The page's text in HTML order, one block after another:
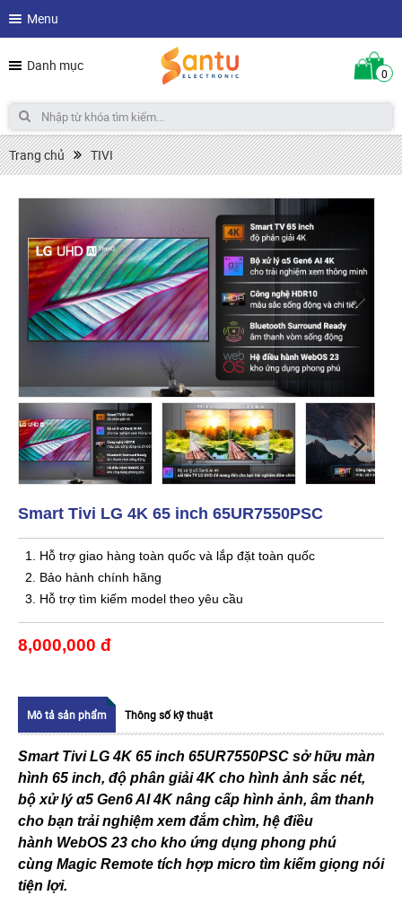
Menu
Danh mục 0
Trang chủ TIVI
Smart Tivi LG 4K 65 inch 65UR7550PSC
1. Hỗ trợ giao hàng toàn quốc và lắp đặt toàn quốc
2. Bảo hành chính hãng
3. Hỗ trợ tìm kiếm model theo yêu cầu
8,000,000 đ
Mô tả sản phẩm Thông số kỹ thuật
Smart Tivi LG 4K 65 inch 65UR7550PSC sở hữu màn
hình 65 inch, độ phân giải 4K cho hình ảnh sắc nét,
bộ xử lý α5 Gen6 AI 4K nâng cấp hình ảnh, âm thanh
cho bạn trải nghiệm xem đắm chìm, hệ điều
hành WebOS 23 cho kho ứng dụng phong phú
cùng Magic Remote tích hợp micro tìm kiếm giọng nói
tiện lợi.